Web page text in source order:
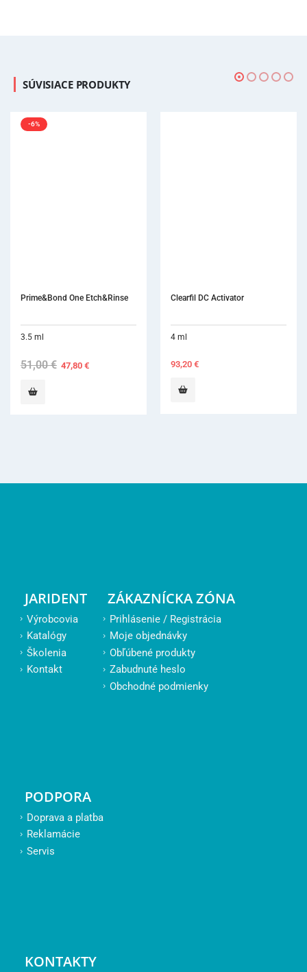
SÚVISIACE PRODUKTY
-6%
Prime&Bond One Etch&Rinse
3.5 ml
51,00€ Original
price
47,80€Current
Clearfil DC Activator
4 ml
93,20 €
JARIDENT
Výrobcovia
Katalógy
Školenia
Kontakt
ZÁKAZNÍCKA ZÓNA
Prihlásenie / Registrácia
Moje objednávky
Obľúbené produkty
Zabudnuté heslo
Obchodné podmienky
PODPORA
Doprava a platba
Reklamácie
Servis
KONTAKTY